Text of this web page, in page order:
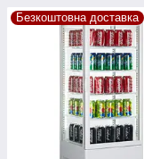
Безкоштовна доставка